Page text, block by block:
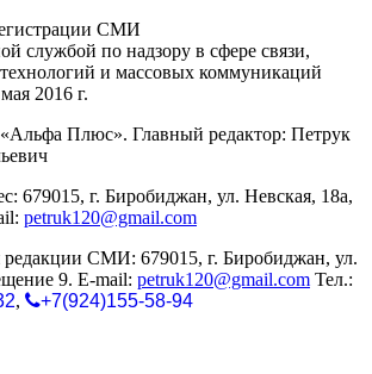
СМИ
службой по надзору в сфере связи,
и массовых коммуникаций
2016 г.
Плюс». Главный редактор: Петрук
679015, г. Биробиджан, ул. Невская, 18а,
petruk120@gmail.com
редакции СМИ: 679015, г. Биробиджан, ул.
9. E-mail: petruk120@gmail.com Тел.:
,
+7(924)155-58-94